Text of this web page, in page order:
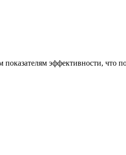
эффективности, что